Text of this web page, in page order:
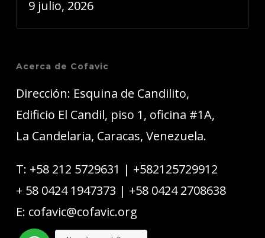
9 julio, 2026
Acerca de Cofavic
Dirección: Esquina de Candilito,
Edificio El Candil, piso 1, oficina #1A,
La Candelaria, Caracas, Venezuela.
T: +58 212 5729631 | +582125729912
+ 58 0424 1947373 | +58 0424 2708638
E: cofavic@cofavic.org